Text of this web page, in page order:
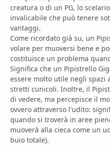
creatura o di un PG, lo
invalicabile che può tenere
vantaggi.
Come ricordato già su, un
volare per muoversi bene e
costituisce un problema
Significa che un Pipistrello
essere molto utile negli
stretti cunicoli. Inoltre, il
di vedere, ma percepisce il
ovvero attraverso l'udito:
quando si troverà in aree
muoverà alla cieca come un
buio totale).